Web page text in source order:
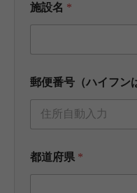
施設名 *
郵便番号（ハイフン
都道府県 *